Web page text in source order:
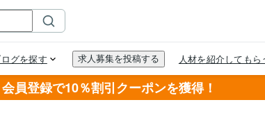
会員登録で10％割引クーポンを獲得！